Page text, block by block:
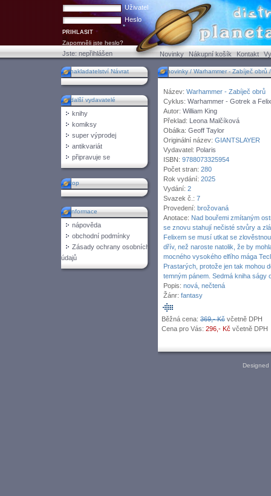
Uživatel
Heslo
Zapomněli jste heslo?
Jste:nepřihlášen Novinky Nákupní košík Kontakt
nakladatelství Návrat
další vydavatelé
knihy
komiksy
super výprodej
antikvariát
připravuje se
top
informace
nápověda
obchodní podmínky
Zásady ochrany osobních
údajů
novinky / Warhammer - Zabíječ obrů
Název: Warhammer - Zabíječ obrů
Cyklus: Warhammer - Gotrek a Felix
Autor: William King
Překlad: Leona Malčíková
Obálka: Geoff Taylor
Originální název: GIANTSLAYER
Vydavatel: Polaris
ISBN: 9788073325954
Počet stran: 280
Rok vydání: 2025
Vydání: 2
Svazek č.: 7
Provedení: brožovaná
Anotace: Nad bouřemi zmítaným
se znovu stahují nečisté stvůry a
Felixem se musí utkat se
dřív, než naroste natolik, že by
mocného vysokého elfího mága
Prastarých, protože jen tak mohou
temným pánem. Sedmá kniha ságy
Popis: nová, nečtená
Žánr: fantasy
Běžná cena: 369,- Kč včetně DPH
Cena pro Vás: 296,- Kč včetně DPH